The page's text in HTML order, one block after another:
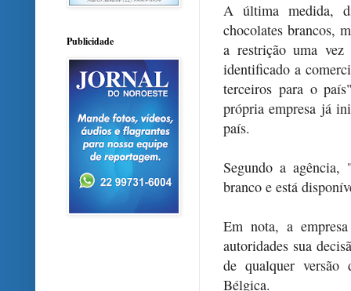
A última medida,
chocolates brancos,
a restrição uma
identificado a
terceiros para o
própria empresa já
país.
Segundo a agência,
branco e está
Em nota, a
autoridades sua
de qualquer versão
Bélgica.
Publicidade